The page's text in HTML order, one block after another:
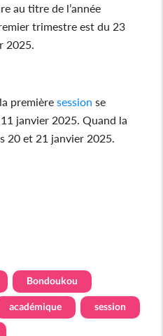
au titre de l’année
trimestre est du 23
2025.
premièresession se
janvier 2025. Quand la
20 et 21 janvier 2025.
Bondoukou
académique session